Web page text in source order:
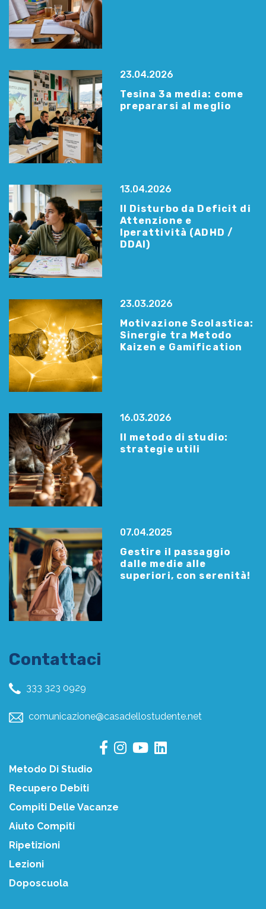
23.04.2026
Tesina 3a media: come
prepararsi al meglio
13.04.2026
Il Disturbo da Deficit di
Attenzione e
Iperattività (ADHD /
DDAI)
23.03.2026
Motivazione Scolastica:
Sinergie tra Metodo
Kaizen e Gamification
16.03.2026
Il metodo di studio:
strategie utili
07.04.2025
Gestire il passaggio
dalle medie alle
superiori, con serenità!
Contattaci
333 323 0929
comunicazione@casadellostudente.net
Metodo Di Studio
Recupero Debiti
Compiti Delle Vacanze
Aiuto Compiti
Ripetizioni
Lezioni
Doposcuola